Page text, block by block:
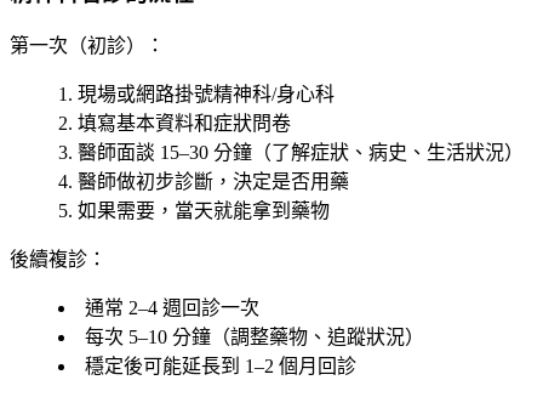
第一次（初診） ：
現場或網路掛號精神科/身心科
填寫基本資料和症狀問卷
醫師面談 15–30 分鐘（了解症狀、病史、生活狀況）
醫師做初步診斷，決定是否用藥
如果需要，當天就能拿到藥物
後續複診 ：
通常 2–4 週回診一次
每次 5–10 分鐘（調整藥物、追蹤狀況）
穩定後可能延長到 1–2 個月回診